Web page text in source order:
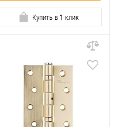
Купить в 1 клик